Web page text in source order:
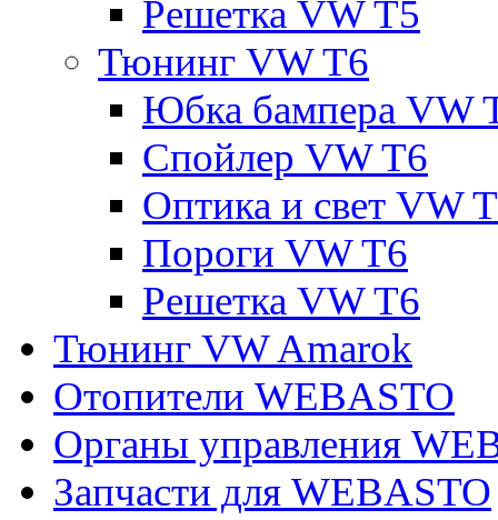
Решетка VW T5
Тюнинг VW T6
Юбка бампера VW
Спойлер VW T6
Оптика и свет VW
Пороги VW T6
Решетка VW T6
Тюнинг VW Amarok
Отопители WEBASTO
Органы управления
Запчасти для WEBASTO